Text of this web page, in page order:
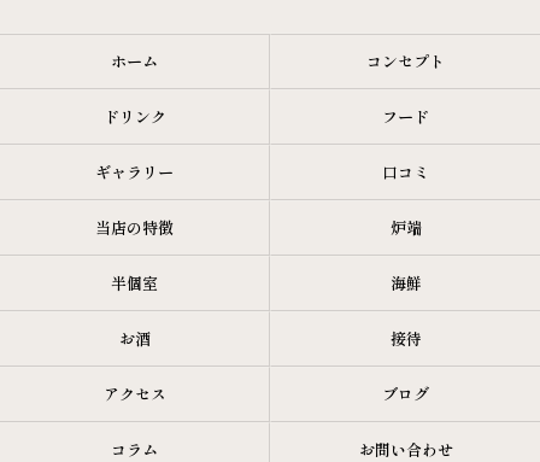
ホーム コンセプト
ドリンク フード
ギャラリー 口コミ
当店の特徴 炉端
半個室 海鮮
お酒 接待
アクセス ブログ
コラム お問い合わせ